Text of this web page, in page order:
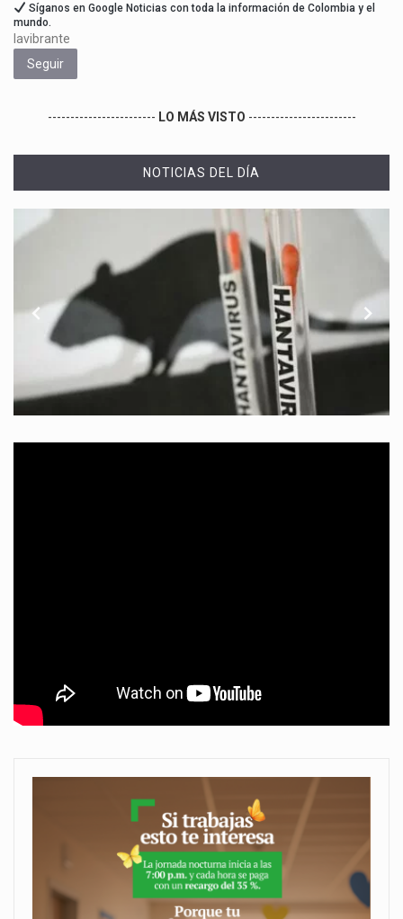
Síganos en Google Noticias con toda la información de Colombia y el
mundo.
lavibrante
Seguir
------------------------ LO MÁS VISTO ------------------------
NOTICIAS DEL DÍA